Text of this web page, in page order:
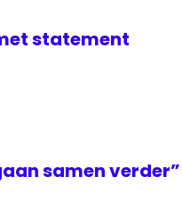
statement
samen verder”